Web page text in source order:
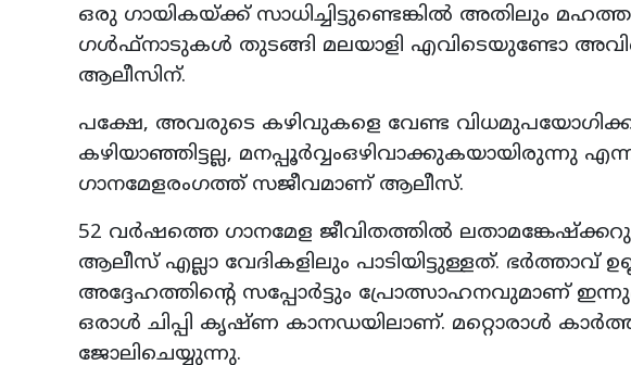
ഒരു ഗായികയ്ക്ക് സാധിച്ചിട്ടുണ്ടെങ്കിൽ അതിലും
ഗൾഫ്നാടുകൾ തുടങ്ങി മലയാളി എവിടെയുണ്ടോ
ആലീസിന്.
പക്ഷേ, അവരുടെ കഴിവുകളെ വേണ്ട
കഴിയാഞ്ഞിട്ടല്ല, മനപ്പൂർവ്വംഒഴിവാക്കുകയായിരുന്നു
ഗാനമേളരംഗത്ത് സജീവമാണ് ആലീസ്.
52 വർഷത്തെ ഗാനമേള ജീവിതത്തിൽ
ആലീസ് എല്ലാ വേദികളിലും പാടിയിട്ടുള്ളത്.
അദ്ദേഹത്തിന്റെ സപ്പോർട്ടും പ്രോത്സാഹനവുമാണ്
ഒരാൾ ചിപ്പി കൃഷ്ണ കാനഡയിലാണ്. മറ്റൊരാൾ
ജോലിചെയ്യുന്നു.